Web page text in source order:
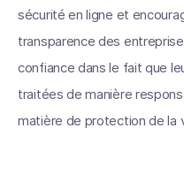
sécurité en ligne et
transparence des
confiance dans le fait que
traitées de manière
matière de protection de la